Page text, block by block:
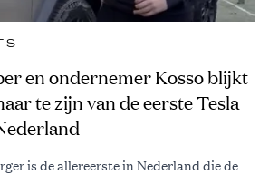
en ondernemer Kosso blijkt
te zijn van de eerste Tesla
is de allereerste in Nederland die de